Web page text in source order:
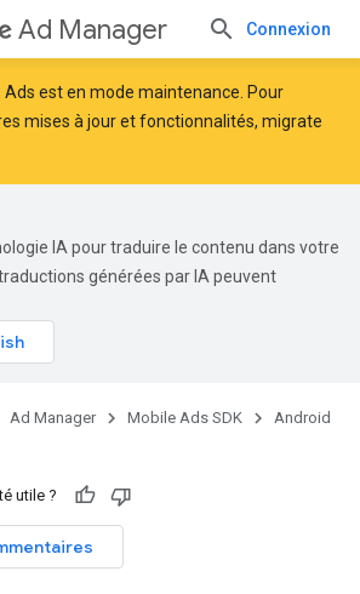
Ad Manager Connexion
Ads est en mode maintenance. Pour
mises à jour et fonctionnalités, migrate
IA pour traduire le contenu dans votre
générées par IA peuvent
Ad Manager Mobile Ads SDK
Android
utile ?